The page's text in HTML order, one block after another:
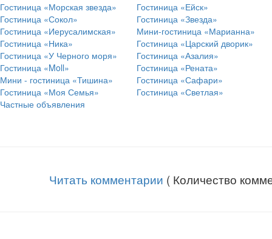
Гостиница «Морская звезда»
Гостиница «Ейск»
Гостиница «Сокол»
Гостиница «Звезда»
Гостиница «Иерусалимская»
Мини-гостиница «Марианна»
Гостиница «Ника»
Гостиница «Царский дворик»
Гостиница «У Черного моря»
Гостиница «Азалия»
Гостиница «Moll»
Гостиница «Рената»
Мини - гостиница «Тишина»
Гостиница «Сафари»
Гостиница «Моя Семья»
Гостиница «Светлая»
Частные объявления
Читать комментарии ( Количество